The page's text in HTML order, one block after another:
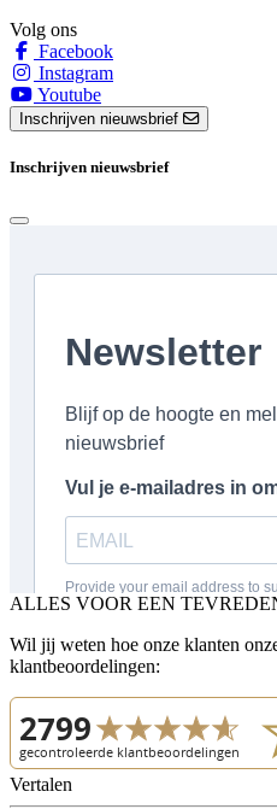
Volg ons
Facebook
Instagram
Youtube
Inschrijven nieuwsbrief
Inschrijven nieuwsbrief
ALLES VOOR EEN
Wil jij weten hoe onze klanten
klantbeoordelingen:
Vertalen